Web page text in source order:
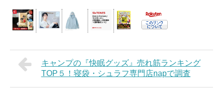
キャンプの『快眠グッズ』売れ筋ランキング
TOP５！寝袋・シュラフ専門店napで調査